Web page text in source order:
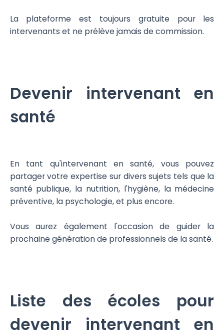
La plateforme est toujours gratuite pour les
intervenants et ne prélève jamais de commission.
Devenir intervenant en
santé
En tant qu'intervenant en santé, vous pouvez
partager votre expertise sur divers sujets tels que la
santé publique, la nutrition, l'hygiène, la médecine
préventive, la psychologie, et plus encore.
Vous aurez également l'occasion de guider la
prochaine génération de professionnels de la santé.
Liste des écoles pour
devenir intervenant en